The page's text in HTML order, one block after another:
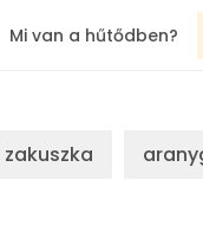
Mi van a hűtődben?
zakuszka